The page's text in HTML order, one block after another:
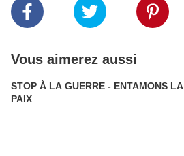
Vous aimerez aussi
STOP À LA GUERRE - ENTAMONS LA
PAIX